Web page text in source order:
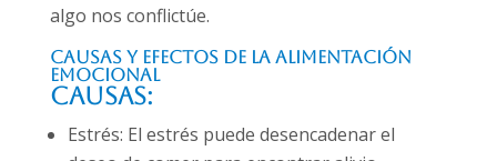
algo nos conflictúe.
Causas y Efectos de la Alimentación
Emocional
Causas:
Estrés: El estrés puede desencadenar el